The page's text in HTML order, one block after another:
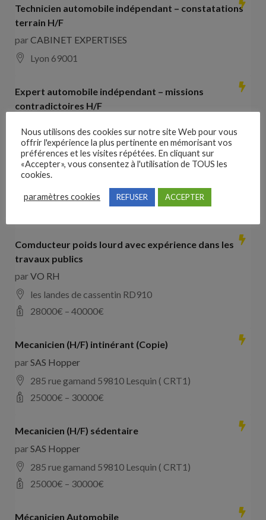
Technicien automobile indépendant – constatations
terrain H/F
parCABINET EXPERTISES
Lyon 69001
Expert automobile indépendant – missions
contradictoires H/F
Lyon 69001
Collaborateur comptable H/F
parHays France
Comducteur poids lourd avec expérience dans les
travaux publics
parVO RH
les landes de cassentin RD910
28000€ – 40000€
Mecanicien (H/F) intinérant (Copie)
parSAS Hopper
285 rue gamand 59810 Lesquin ( CRT1)
25000€ – 30000€
Mecanicien (H/F) sédentaire
parSAS Hopper
285 rue gamand 59810 Lesquin ( CRT1)
25000€ – 30000€
Mécanicien Automobile
Nous utilisons des cookies sur notre site Web pour vous
offrir l'expérience la plus pertinente en mémorisant vos
préférences et les visites répétées. En cliquant sur
«Accepter», vous consentez à l'utilisation de TOUS les
cookies.
paramètres cookies REFUSER ACCEPTER